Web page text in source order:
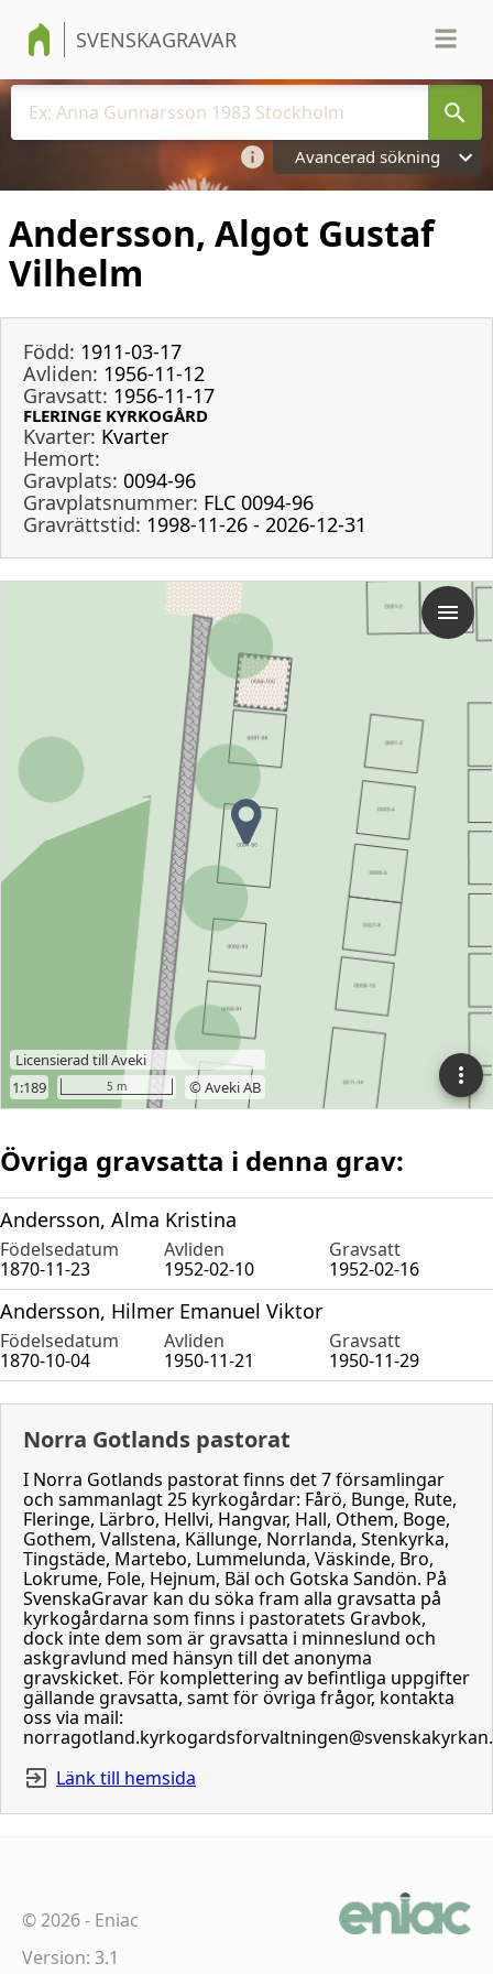
SVENSKAGRAVAR
Avancerad sökning
Andersson, Algot Gustaf
Vilhelm
Född: 1911-03-17
Avliden: 1956-11-12
Gravsatt: 1956-11-17
FLERINGE KYRKOGÅRD
Kvarter: Kvarter
Hemort:
Gravplats: 0094-96
Gravplatsnummer: FLC 0094-96
Gravrättstid: 1998-11-26 - 2026-12-31
Övriga gravsatta i denna grav:
Andersson, Alma Kristina
Födelsedatum Avliden
Gravsatt
1870-11-23
1952-02-10 1952-02-16
Andersson, Hilmer Emanuel Viktor
Födelsedatum Avliden
Gravsatt
1870-10-04
1950-11-21 1950-11-29
Norra Gotlands pastorat
I Norra Gotlands pastorat finns det 7 församlingar
och sammanlagt 25 kyrkogårdar: Fårö, Bunge, Rute,
Fleringe, Lärbro, Hellvi, Hangvar, Hall, Othem, Boge,
Gothem, Vallstena, Källunge, Norrlanda, Stenkyrka,
Tingstäde, Martebo, Lummelunda, Väskinde, Bro,
Lokrume, Fole, Hejnum, Bäl och Gotska Sandön. På
SvenskaGravar kan du söka fram alla gravsatta på
kyrkogårdarna som finns i pastoratets Gravbok,
dock inte dem som är gravsatta i minneslund och
askgravlund med hänsyn till det anonyma
gravskicket. För komplettering av befintliga uppgifter
gällande gravsatta, samt för övriga frågor, kontakta
oss via mail:
Länk till hemsida
©2026- Eniac
Version: 3.1